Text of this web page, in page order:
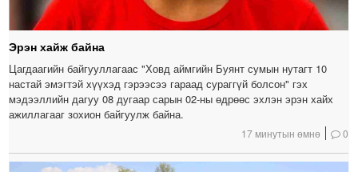
Эрэн хайж байна
Цагдаагийн байгууллагаас "Ховд аймгийн Буянт сумын нутагт 10
настай эмэгтэй хүүхэд гэрээсээ гараад сураггүй болсон" гэх
мэдээллийн дагуу 08 дугаар сарын 02-ны өдрөөс эхлэн эрэн хайх
ажиллагааг зохион байгуулж байна.
17 минутын өмнө 0